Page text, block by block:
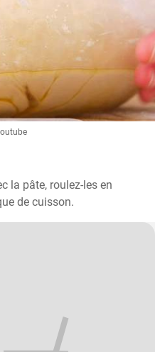
la pâte, roulez-les en
de cuisson.